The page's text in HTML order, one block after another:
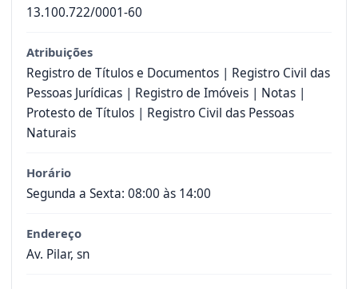
13.100.722/0001-60
Atribuições
Registro de Títulos e Documentos | Registro Civil das
Pessoas Jurídicas | Registro de Imóveis | Notas |
Protesto de Títulos | Registro Civil das Pessoas
Naturais
Horário
Segunda a Sexta: 08:00 às 14:00
Endereço
Av. Pilar, sn